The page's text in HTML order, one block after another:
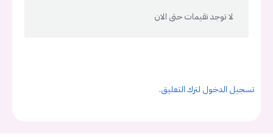
لا توجد تقيمات حتى الان
تسجيل الدخول لترك التعليق.